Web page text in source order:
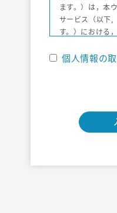
ます。）は，本
サービス（以下,
す。）における
ポリシー（以下
「個人情報」を
人に関する情報
別できる情報及
個人情報の